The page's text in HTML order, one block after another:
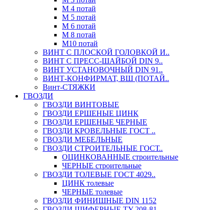
М 4 потай
М 5 потай
М 6 потай
М 8 потай
М10 потай
ВИНТ С ПЛОСКОЙ ГОЛОВКОЙ И..
ВИНТ С ПРЕСС-ШАЙБОЙ DIN 9..
ВИНТ УСТАНОВОЧНЫЙ DIN 91..
ВИНТ-КОНФИРМАТ, ВШ (ПОТАЙ..
Винт-СТЯЖКИ
ГВОЗДИ
ГВОЗДИ ВИНТОВЫЕ
ГВОЗДИ ЕРШЕНЫЕ ЦИНК
ГВОЗДИ ЕРШЕНЫЕ ЧЕРНЫЕ
ГВОЗДИ КРОВЕЛЬНЫЕ ГОСТ ..
ГВОЗДИ МЕБЕЛЬНЫЕ
ГВОЗДИ СТРОИТЕЛЬНЫЕ ГОСТ..
ОЦИНКОВАННЫЕ строительные
ЧЕРНЫЕ строительные
ГВОЗДИ ТОЛЕВЫЕ ГОСТ 4029..
ЦИНК толевые
ЧЕРНЫЕ толевые
ГВОЗДИ ФИНИШНЫЕ DIN 1152